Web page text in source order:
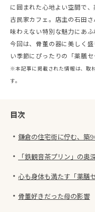
に囲まれた心地よい空間で
古民家カフェ。店主の石田
味わえない特別な魅力にあふ
今回は、骨董の器に美しく
い季節にぴったりの「薬膳セ
※本記事に掲載された情報は、取
す。
目次
・ 鎌倉の住宅街に佇む、築
・ 「鉄観音茶プリン」の奥
・ 心も身体も満たす「薬膳セ
・ 骨董好きだった母の影響